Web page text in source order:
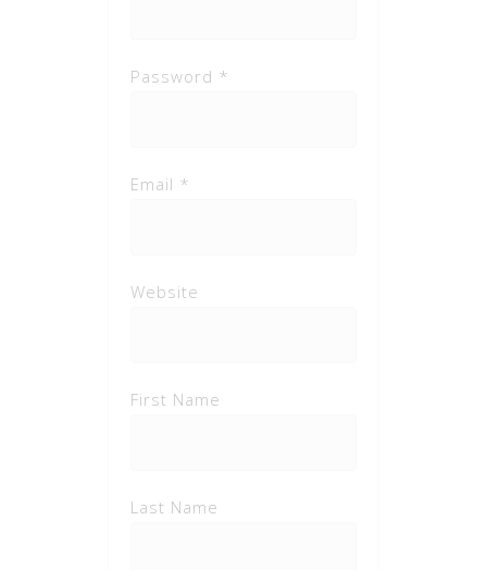
Password *
Email *
Website
First Name
Last Name